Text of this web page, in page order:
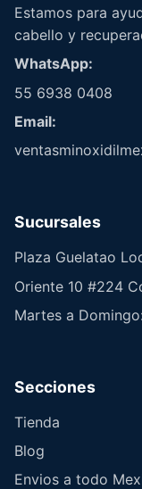
Estamos para
cabello y
WhatsApp:
55 6938 0408
Email:
Sucursales
Plaza Guelatao
Oriente 10 #224
Martes a
Secciones
Tienda
Blog
Envios a todo